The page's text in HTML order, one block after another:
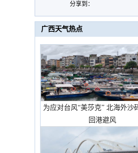
分享到：
广西天气热点
为应对台风“美莎克” 北海外沙
回港避风